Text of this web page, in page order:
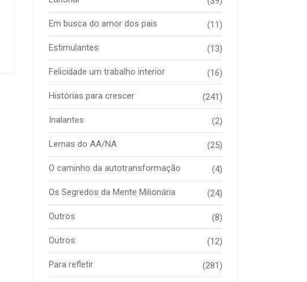
Em busca do amor dos pais (11)
Estimulantes (13)
Felicidade um trabalho interior (16)
Histórias para crescer (241)
Inalantes (2)
Lemas do AA/NA (25)
O caminho da autotransformação (4)
Os Segredos da Mente Milionária (24)
Outros (8)
Outros (12)
Para refletir (281)